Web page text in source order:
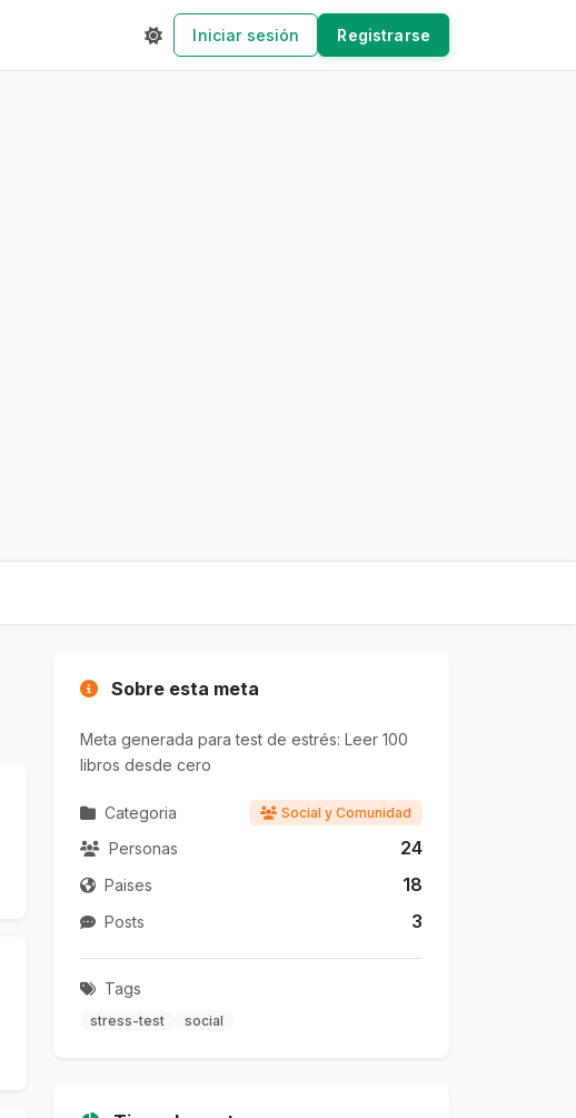
Iniciar sesión Registrarse
Sobre esta meta
Meta generada para test de estrés: Leer 100
libros desde cero
Categoria Social y Comunidad
Personas 24
Paises 18
Posts 3
Tags
stress-test social